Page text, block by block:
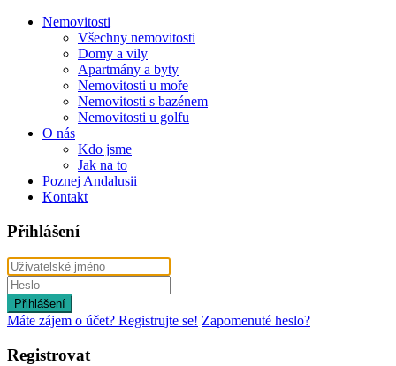
Nemovitosti
Všechny nemovitosti
Domy a vily
Apartmány a byty
Nemovitosti u moře
Nemovitosti s bazénem
Nemovitosti u golfu
O nás
Kdo jsme
Jak na to
Poznej Andalusii
Kontakt
Přihlášení
Přihlášení
Máte zájem o účet? Registrujte se! Zapomenuté heslo?
Registrovat